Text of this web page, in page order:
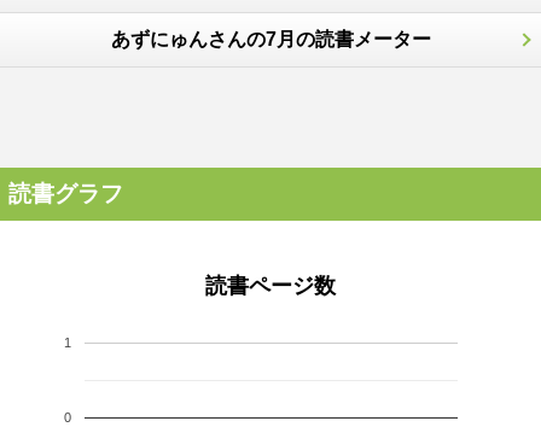
あずにゅんさんの7月の読書メーター
読書グラフ
読書ページ数
0
1